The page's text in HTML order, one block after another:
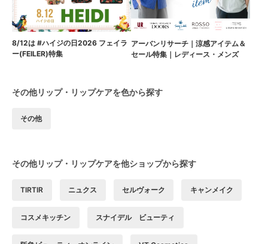
8/12は #ハイジの日2026 フェイラ
ー(FEILER)特集
アーバンリサーチ｜涼感アイテム＆
セール特集｜レディース・メンズ
その他リップ・リップケアを色から探す
その他
その他リップ・リップケアを他ショップから探す
TIRTIR ニュクス セルヴォーク キャンメイク
コスメキッチン スナイデル ビューティ